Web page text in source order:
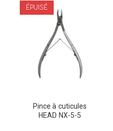
ÉPUISÉ
Pince à cuticules
HEAD NX-5-5